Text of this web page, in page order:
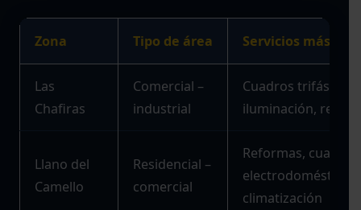
Zona Tipo de área Servicios más
Las
Chafiras
Comercial –
industrial
Cuadros trifásicos,
iluminación,
Llano del
Camello
Residencial –
comercial
Reformas, cuadros,
electrodomésticos,
climatización